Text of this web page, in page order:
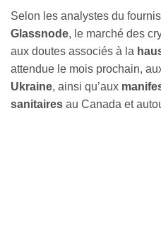
Selon les analystes du
Glassnode, le marché des
aux doutes associés à la
attendue le mois prochain,
Ukraine, ainsi qu’aux
sanitaires au Canada et